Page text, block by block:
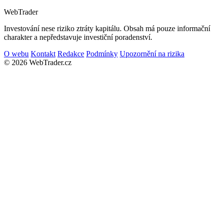
WebTrader
Investování nese riziko ztráty kapitálu. Obsah má pouze informační
charakter a nepředstavuje investiční poradenství.
O webu Kontakt Redakce Podmínky Upozornění na rizika
© 2026 WebTrader.cz